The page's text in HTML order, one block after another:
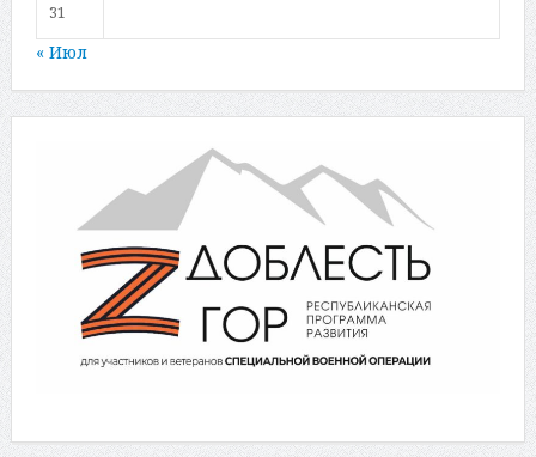
31
« Июл